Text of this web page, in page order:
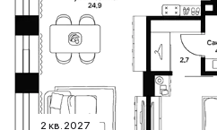
2 кв. 2027